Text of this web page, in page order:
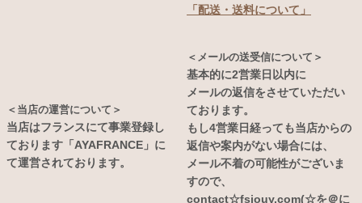
＜当店の運営について＞
当店はフランスにて事業登録し
ております「AYAFRANCE」に
て運営されております。
「配送・送料について」
＜メールの送受信について＞
基本的に2営業日以内に
メールの返信をさせていただい
ております。
もし4営業日経っても当店からの
返信や案内がない場合には、
メール不着の可能性がございま
すので、
contact☆fsjouy.com(☆を＠に